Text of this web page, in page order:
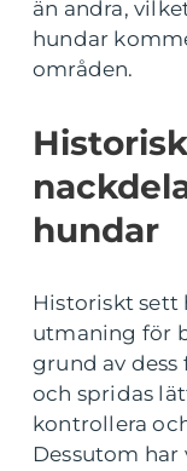
än andra,
hundar
områden.
hundar
Historiskt sett
utmaning för
grund av
och spridas
kontrollera
Dessutom har